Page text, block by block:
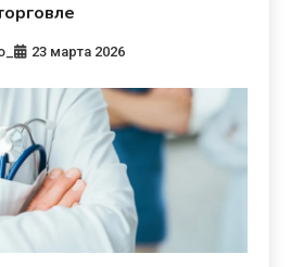
23 марта 2026